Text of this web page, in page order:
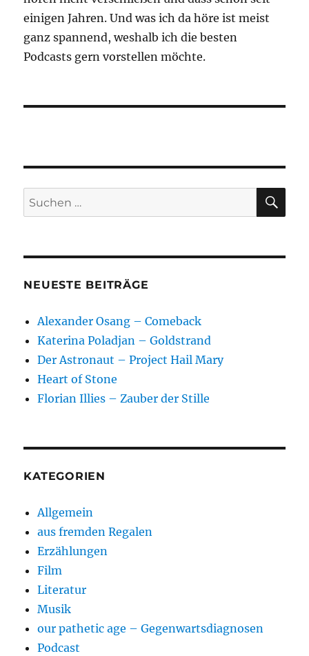
einigen Jahren. Und was ich da höre ist meist
ganz spannend, weshalb ich die besten
Podcasts gern vorstellen möchte.
Suchen
nach:
NEUESTE BEITRÄGE
Alexander Osang – Comeback
Katerina Poladjan – Goldstrand
Der Astronaut – Project Hail Mary
Heart of Stone
Florian Illies – Zauber der Stille
KATEGORIEN
Allgemein
aus fremden Regalen
Erzählungen
Film
Literatur
Musik
our pathetic age – Gegenwartsdiagnosen
Podcast